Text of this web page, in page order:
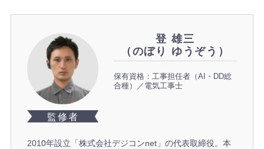
監修者
登 雄三
（のぼり ゆうぞう）
保有資格：工事担任者（AI・DD総
合種）／電気工事士
2010年設立「株式会社デジコンnet」の代表取締役。本